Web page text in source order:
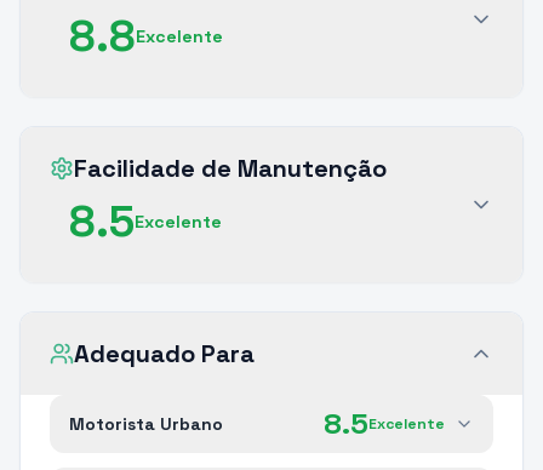
8.8Excelente
Facilidade de Manutenção
8.5Excelente
Adequado Para
Motorista Urbano 8.5Excelente